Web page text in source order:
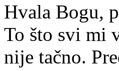
Hvala Bogu,
To što svi mi
nije tačno.